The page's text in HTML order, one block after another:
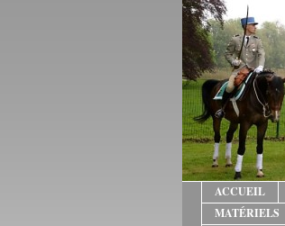
ACCUEIL
MATÉRIELS